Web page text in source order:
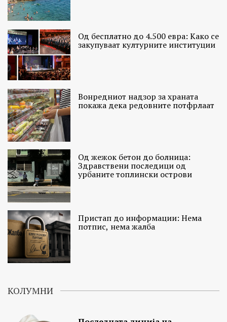
Од бесплатно до 4.500 евра: Како се
закупуваат културните институции
Вонредниот надзор за храната
покажа дека редовните потфрлаат
Од жежок бетон до болница:
Здравствени последици од
урбаните топлински острови
Пристап до информации: Нема
потпис, нема жалба
КОЛУМНИ